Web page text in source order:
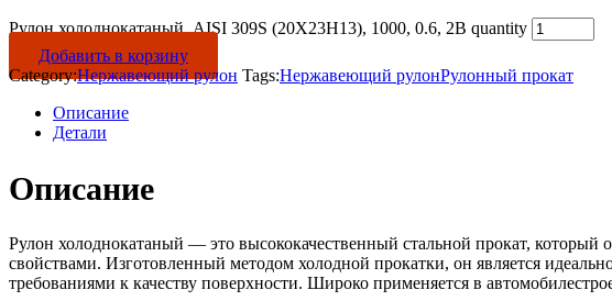
Рулон холоднокатаный, AISI 309S (20Х23Н13), 1000, 0.6, 2B quantity
Добавить в корзину
Category:Нержавеющий рулон Tags:Нержавеющий рулонРулонный прокат
Описание
Детали
Описание
Рулон холоднокатаный — это высококачественный стальной прокат,
свойствами. Изготовленный методом холодной прокатки, он является
требованиями к качеству поверхности. Широко применяется в